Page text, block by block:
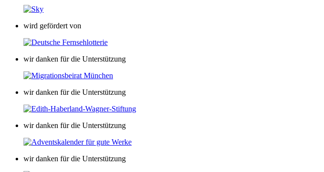
wird gefördert von
wir danken für die Unterstützung
wir danken für die Unterstützung
wir danken für die Unterstützung
wir danken für die Unterstützung